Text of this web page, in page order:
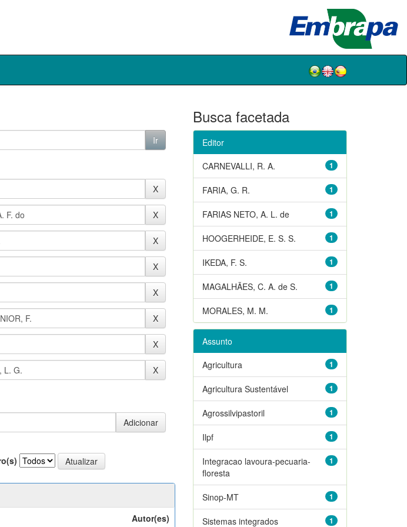
Autor(es)
Busca facetada
Editor
1
CARNEVALLI, R. A.
1
FARIA, G. R.
1
FARIAS NETO, A. L. de
1
HOOGERHEIDE, E. S. S.
1
IKEDA, F. S.
1
MAGALHÃES, C. A. de S.
1
MORALES, M. M.
Assunto
1
Agricultura
1
Agricultura Sustentável
1
Agrossilvipastoril
1
Ilpf
1
Integracao lavoura-pecuaria-
floresta
1
Sinop-MT
1
Sistemas integrados